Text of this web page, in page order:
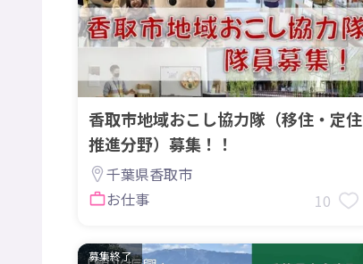
香取市地域おこし協力隊（移住・定住
推進分野）募集！！
千葉県香取市
お仕事
10
募集終了